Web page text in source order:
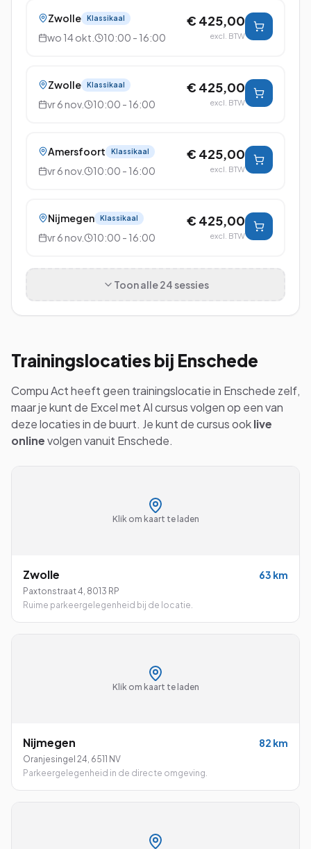
Zwolle Klassikaal
wo 14 okt. 10:00 - 16:00
€ 425,00
excl. BTW
Zwolle Klassikaal
vr 6 nov. 10:00 - 16:00
€ 425,00
excl. BTW
Amersfoort Klassikaal
vr 6 nov. 10:00 - 16:00
€ 425,00
excl. BTW
Nijmegen Klassikaal
vr 6 nov. 10:00 - 16:00
€ 425,00
excl. BTW
Toon alle24 sessies
Trainingslocaties bij Enschede
Compu Act heeft geen trainingslocatie in Enschede zelf,
maar je kunt de Excel met AIcursus volgen op een van
deze locaties in de buurt. Je kunt de cursus ooklive
onlinevolgen vanuit Enschede.
Klik om kaart te laden
Zwolle 63 km
Paxtonstraat 4, 8013 RP
Ruime parkeergelegenheid bij de locatie.
Klik om kaart te laden
Nijmegen 82 km
Oranjesingel 24, 6511 NV
Parkeergelegenheid in de directe omgeving.